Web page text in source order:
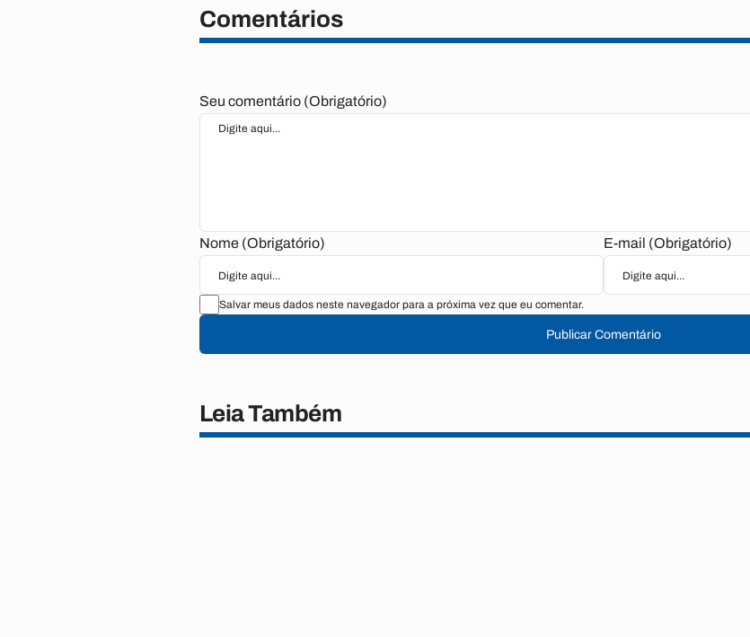
Comentários
Seu comentário (Obrigatório)
Nome (Obrigatório) E-mail (Obrigatório)
Salvar meus dados neste navegador para a próxima vez que eu comentar.
Publicar Comentário
Leia Também